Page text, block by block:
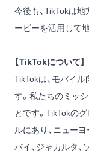
今後も、TikTokは
ービーを活用して
【TikTokについて】
TikTokは、モバイ
す。私たちのミッ
とです。TikTokの
ルにあり、ニューヨ
バイ、ジャカルタ